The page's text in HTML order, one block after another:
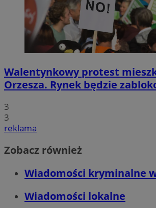
Walentynkowy protest
Orzesza. Rynek będzie
3
3
reklama
Zobacz również
Wiadomości kryminalne
Wiadomości lokalne